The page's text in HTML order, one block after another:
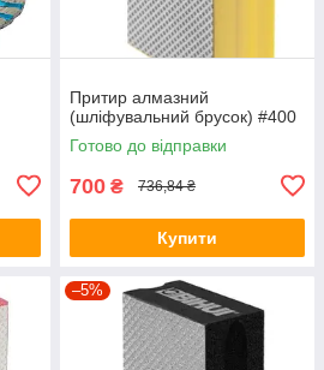
Притир алмазний
(шліфувальний брусок) #400
Готово до відправки
700 ₴ 736,84 ₴
Купити
–5%